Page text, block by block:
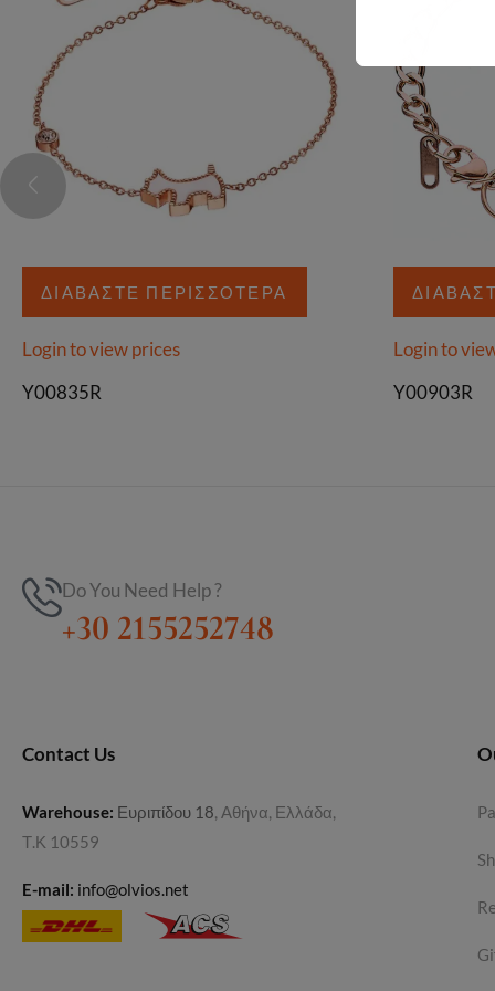
ΔΙΑΒΆΣΤΕ ΠΕΡΙΣΣΌΤΕΡΑ
Login to view prices
Y00835R
Login to
Y00903R
Do You Need Help ?
+30 2155252748
Contact Us
Warehouse: Ευριπίδου 18, Αθήνα, Ελλάδα,
Τ.Κ 10559
E-mail: info@olvios.net